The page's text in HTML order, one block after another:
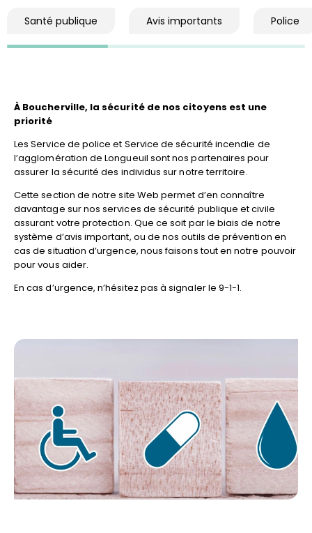
Santé publique Avis importants Police
À Boucherville, la sécurité de nos citoyens est une
priorité
Les Service de police et Service de sécurité incendie de
l’agglomération de Longueuil sont nos partenaires pour
assurer la sécurité des individus sur notre territoire.
Cette section de notre site Web permet d’en connaître
davantage sur nos services de sécurité publique et civile
assurant votre protection. Que ce soit par le biais de notre
système d’avis important, ou de nos outils de prévention en
cas de situation d’urgence, nous faisons tout en notre pouvoir
pour vous aider.
En cas d’urgence, n’hésitez pas à signaler le 9-1-1.